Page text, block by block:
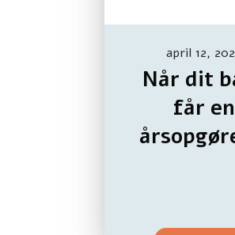
april 12,
Når dit
får en